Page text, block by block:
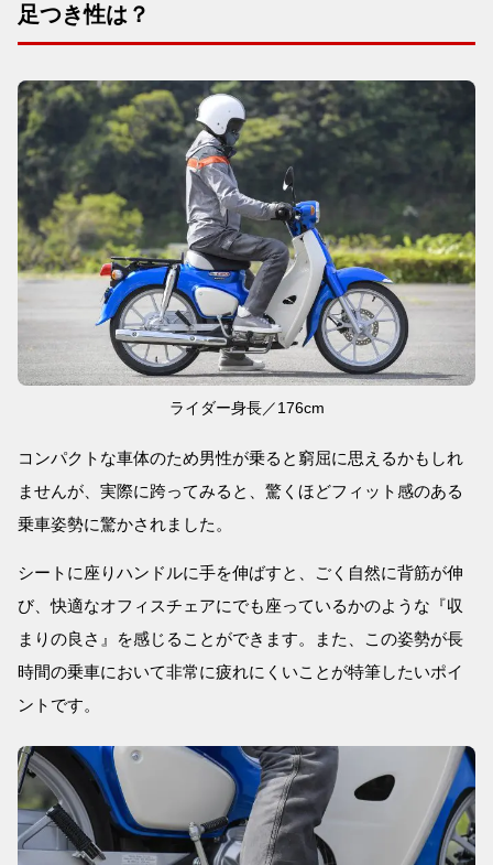
足つき性は？
ライダー身長／176cm
コンパクトな車体のため男性が乗ると窮屈に思えるかもしれ
ませんが、実際に跨ってみると、驚くほどフィット感のある
乗車姿勢に驚かされました。
シートに座りハンドルに手を伸ばすと、ごく自然に背筋が伸
び、快適なオフィスチェアにでも座っているかのような『収
まりの良さ』を感じることができます。また、この姿勢が長
時間の乗車において非常に疲れにくいことが特筆したいポイ
ントです。